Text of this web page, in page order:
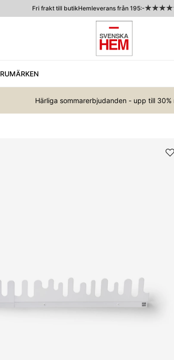
Fri frakt till butikHemleverans från 195:-
Härliga sommarerbjudanden - upp till